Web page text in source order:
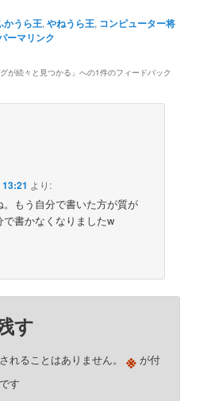
かうら王,やねうら王, コンピューター将
ーマリンク
が続々と見つかる 」への1件のフィードバック
より:
もう自分で書いた方が質が
書かなくなりましたw
す
れることはありません。 ※ が付
す